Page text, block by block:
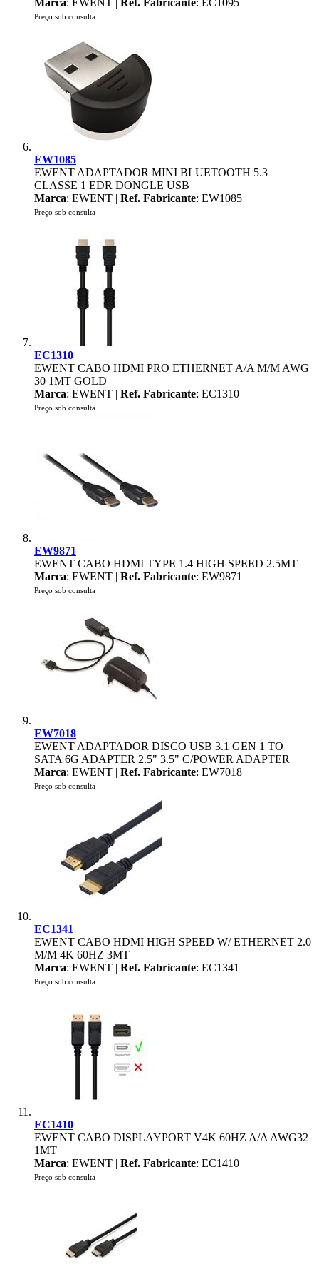
Marca: EWENT | Ref. Fabricante: EC1095
Preço sob consulta
EW1085
EWENT ADAPTADOR MINI BLUETOOTH 5.3
CLASSE 1 EDR DONGLE USB
Marca: EWENT | Ref. Fabricante: EW1085
Preço sob consulta
EC1310
EWENT CABO HDMI PRO ETHERNET A/A M/M AWG
30 1MT GOLD
Marca: EWENT | Ref. Fabricante: EC1310
Preço sob consulta
EW9871
EWENT CABO HDMI TYPE 1.4 HIGH SPEED 2.5MT
Marca: EWENT | Ref. Fabricante: EW9871
Preço sob consulta
EW7018
EWENT ADAPTADOR DISCO USB 3.1 GEN 1 TO
SATA 6G ADAPTER 2.5" 3.5" C/POWER ADAPTER
Marca: EWENT | Ref. Fabricante: EW7018
Preço sob consulta
EC1341
EWENT CABO HDMI HIGH SPEED W/ ETHERNET 2.0
M/M 4K 60HZ 3MT
Marca: EWENT | Ref. Fabricante: EC1341
Preço sob consulta
EC1410
EWENT CABO DISPLAYPORT V4K 60HZ A/A AWG32
1MT
Marca: EWENT | Ref. Fabricante: EC1410
Preço sob consulta